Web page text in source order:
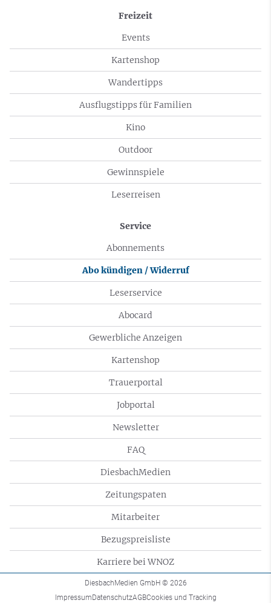
Freizeit
Events
Kartenshop
Wandertipps
Ausflugstipps für Familien
Kino
Outdoor
Gewinnspiele
Leserreisen
Service
Abonnements
Abo kündigen / Widerruf
Leserservice
Abocard
Gewerbliche Anzeigen
Kartenshop
Trauerportal
Jobportal
Newsletter
FAQ
DiesbachMedien
Zeitungspaten
Mitarbeiter
Bezugspreisliste
Karriere bei WNOZ
DiesbachMedien GmbH © 2026
ImpressumDatenschutzAGBCookies und Tracking